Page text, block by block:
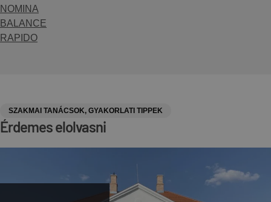
NOMINA
BALANCE
RAPIDO
SZAKMAI TANÁCSOK, GYAKORLATI TIPPEK
Érdemes elolvasni